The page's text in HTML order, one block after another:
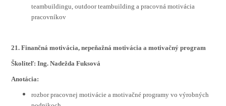
teambuildingu, outdoor teambuilding a pracovná motivácia
pracovníkov
21. Finančná motivácia, nepeňažná motivácia a motivačný program
Školiteľ: Ing. Nadežda Fuksová
Anotácia:
rozbor pracovnej motivácie a motivačné programy vo výrobných